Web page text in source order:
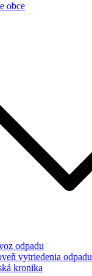
obce
odpadu
vytriedenia odpadu
kronika